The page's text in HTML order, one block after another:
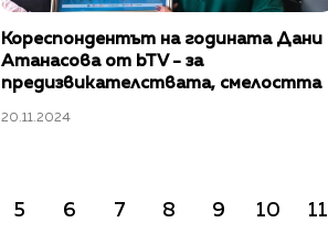
Кореспондентът на годината Дани
Атанасова от bTV - за
предизвикателствата, смелостта
20.11.2024
5 6 7 8 9 10 11